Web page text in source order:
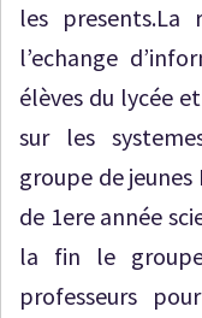
les
l’echange
élèves du lycée
sur les
groupe de jeunes
de 1ere année
la fin le
professeurs